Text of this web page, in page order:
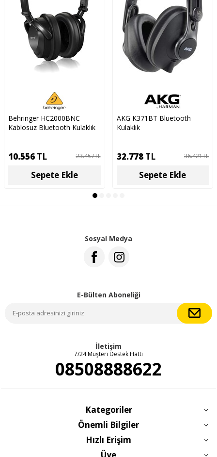
Behringer HC2000BNC
Kablosuz Bluetooth Kulaklık
10.556 TL 23.457TL
Sepete Ekle
AKG K371BT Bluetooth
Kulaklık
32.778TL 36.421TL
Sepete Ekle
Sosyal Medya
E-Bülten Aboneliği
İletişim
7/24 Müşteri Destek Hattı
08508888622
Kategoriler
Önemli Bilgiler
Hızlı Erişim
Üye